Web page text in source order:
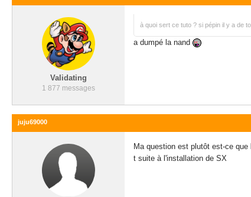
Validating
1 877 messages
à quoi sert ce tuto ? si pépin il y a de
a dumpé la nand
juju69000
Ma question est plutôt est-ce
t suite à l'installation de SX